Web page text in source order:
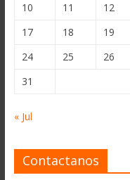
10
11 12
17
18 19
24
25 26
31
« Jul
Contactanos